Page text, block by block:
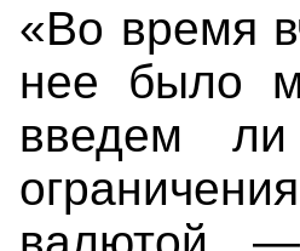
«Во время
нее было
введем ли